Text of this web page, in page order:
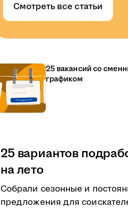
Смотреть все статьи
25 вакансий со
графиком
25 вариантов
на лето
Собрали сезонные и
предложения для